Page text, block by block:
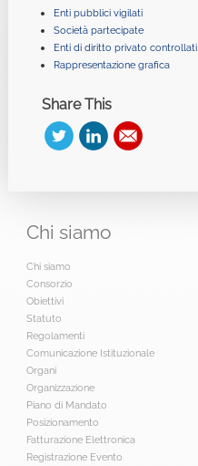
Enti pubblici vigilati
Società partecipate
Enti di diritto privato controllati
Rappresentazione grafica
Share This
Chi siamo
Chi siamo
Consorzio
Obiettivi
Statuto
Regolamenti
Comunicazione Istituzionale
Organi
Organizzazione
Piano di Mandato
Posizionamento
Fatturazione Elettronica
Registrazione Evento